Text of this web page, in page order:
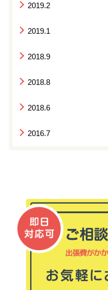
2019.2
2019.1
2018.9
2018.8
2018.6
2016.7